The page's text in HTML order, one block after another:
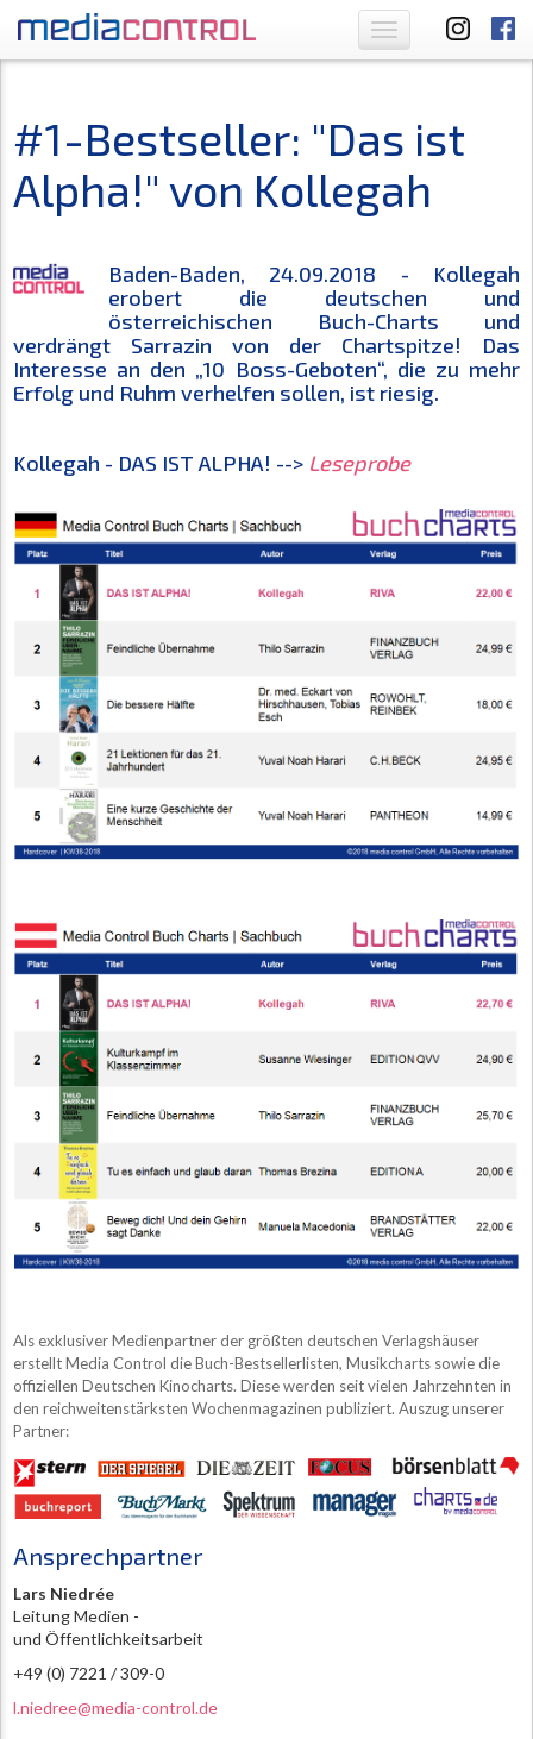
Toggle
navigation
#1-Bestseller: "Das ist
Alpha!" von Kollegah
Baden-Baden, 24.09.2018 - Kollegah
erobert die deutschen und
österreichischen Buch-Charts und
verdrängt Sarrazin von der Chartspitze! Das
Interesse an den „10 Boss-Geboten“, die zu mehr
Erfolg und Ruhm verhelfen sollen, ist riesig.
Kollegah - DAS IST ALPHA! --> Leseprobe
Als exklusiver Medienpartner der größten deutschen Verlagshäuser
erstellt Media Control die Buch-Bestsellerlisten, Musikcharts sowie die
offiziellen Deutschen Kinocharts. Diese werden seit vielen Jahrzehnten in
den reichweitenstärksten Wochenmagazinen publiziert. Auszug unserer
Partner:
Ansprechpartner
Lars Niedrée
Leitung Medien -
und Öffentlichkeitsarbeit
+49 (0) 7221 / 309-0
l.niedree@media-control.de